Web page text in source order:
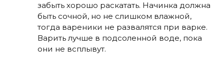
забыть хорошо раскатать. Начинка должна
быть сочной, но не слишком влажной,
тогда вареники не развалятся при варке.
Варить лучше в подсоленной воде, пока
они не всплывут.